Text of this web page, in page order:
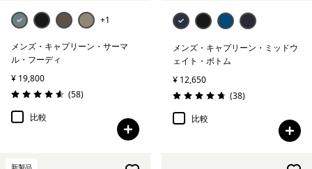
+1
メンズ・キャプリーン・サーマ
ル・フーディ
¥ 19,800
評価: 4.6 / 5
(58レビュー
)
比較
メンズ・キャプリーン・ミッドウ
ェイト・ボトム
¥ 12,650
評価: 4.8 / 5
(38レビュー
)
比較
新製品